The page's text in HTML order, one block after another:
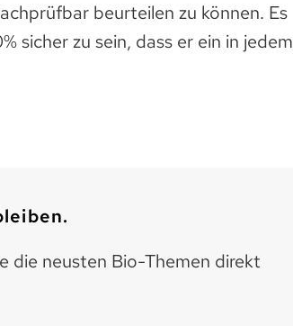
beurteilen zu können. Es
sicher zu sein, dass er ein in jedem
die neusten Bio-Themen direkt